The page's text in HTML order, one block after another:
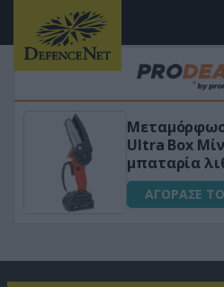
τον κήπο σου με το
Αλυσοπρίονο με